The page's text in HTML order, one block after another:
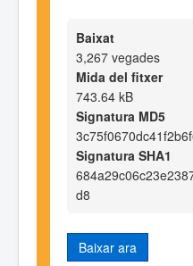
Baixat
3,267 vegades
Mida del fitxer
743.64 kB
Signatura MD5
Signatura SHA1
d8
Baixar ara